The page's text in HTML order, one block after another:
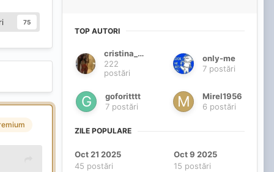
75
TOP AUTORI
cristina_crs
222
postări
only-me
7 postări
goforitttt
7 postări
Mirel1956
6 postări
ZILE POPULARE
Oct 21 2025
45 postări
Oct 9 2025
15 postări